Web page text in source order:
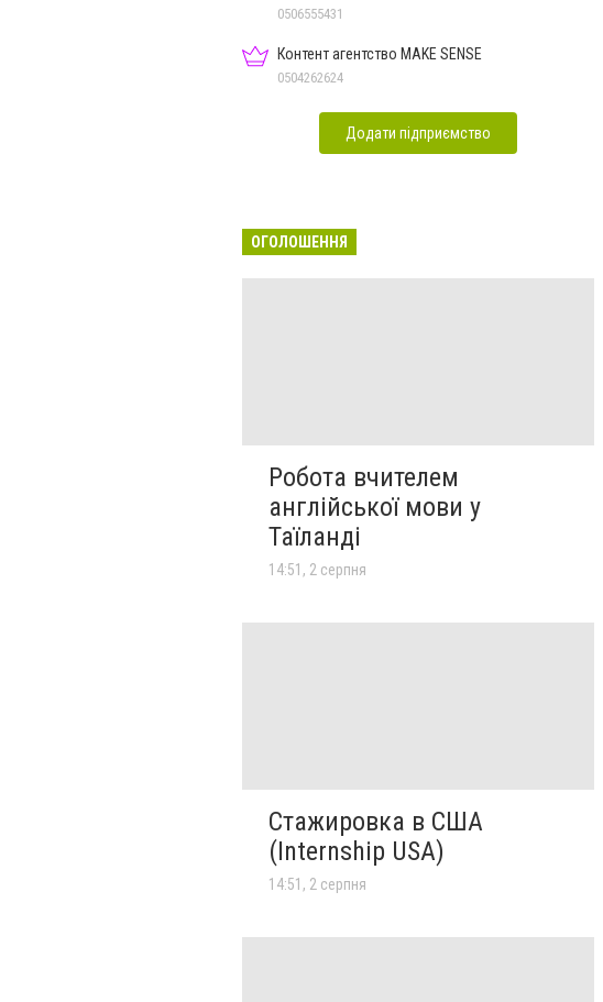
Дон.обл.
0506555431
Контент агентство MAKE SENSE
0504262624
Додати підприємство
ОГОЛОШЕННЯ
Робота вчителем
англійської мови у
Таїланді
14:51, 2 серпня
Стажировка в США
(Internship USA)
14:51, 2 серпня